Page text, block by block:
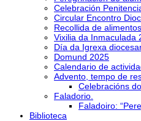
Celebración
Circular Encontro
Recollida de alimentos.
Vixilia da Inmaculada
Día da Igrexa
Domund 2025
Calendario de
Advento, tempo de
Celebracións
Faladorio.
Faladoiro:
Biblioteca